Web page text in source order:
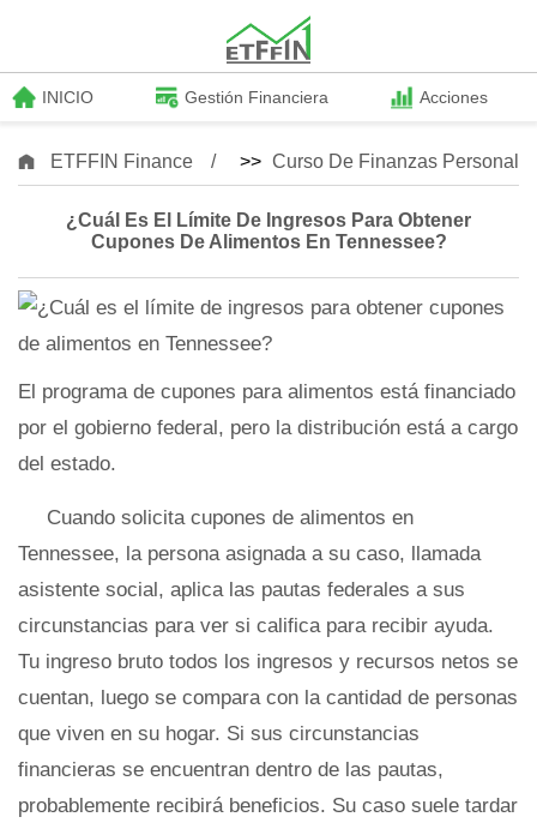
INICIO Gestión Financiera Acciones
ETFFIN Finance >> Curso De Finanzas
¿Cuál Es El Límite De Ingresos Para Obtener
Cupones De Alimentos En Tennessee?
El programa de cupones para alimentos está financiado
por el gobierno federal, pero la distribución está a cargo
del estado.
Cuando solicita cupones de alimentos en
Tennessee, la persona asignada a su caso, llamada
asistente social, aplica las pautas federales a sus
circunstancias para ver si califica para recibir ayuda.
Tu ingreso bruto todos los ingresos y recursos netos se
cuentan, luego se compara con la cantidad de personas
que viven en su hogar. Si sus circunstancias
financieras se encuentran dentro de las pautas,
probablemente recibirá beneficios. Su caso suele tardar